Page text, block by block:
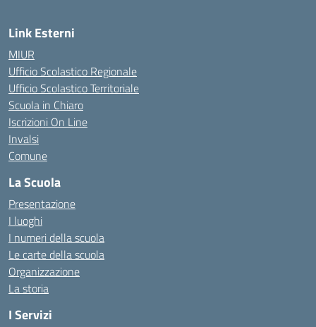
Link Esterni
MIUR
Ufficio Scolastico Regionale
Ufficio Scolastico Territoriale
Scuola in Chiaro
Iscrizioni On Line
Invalsi
Comune
La Scuola
Presentazione
I luoghi
I numeri della scuola
Le carte della scuola
Organizzazione
La storia
I Servizi